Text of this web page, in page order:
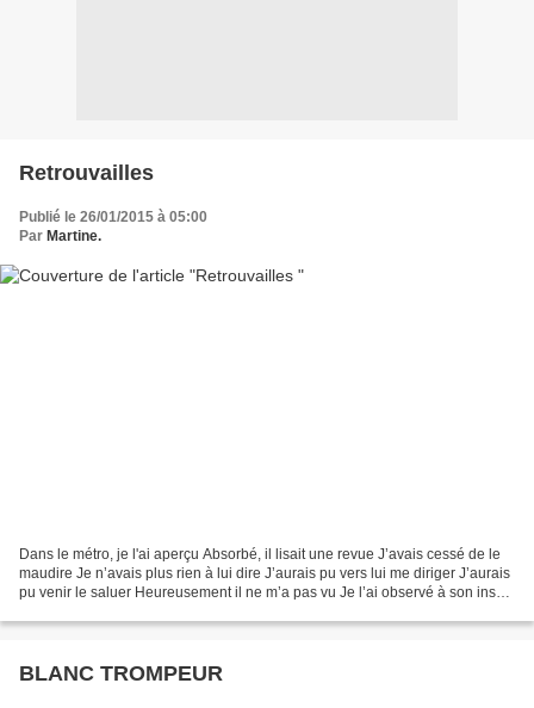
Retrouvailles
Publié le 26/01/2015 à 05:00
Par Martine.
Dans le métro, je l'ai aperçu Absorbé, il lisait une revue J’avais cessé de le
maudire Je n’avais plus rien à lui dire J’aurais pu vers lui me diriger J’aurais
pu venir le saluer Heureusement il ne m’a pas vu Je l’ai observé à son insu
BLANC TROMPEUR